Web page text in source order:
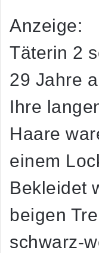
Anzeige:
Täterin 2
29 Jahre
Ihre
Haare
einem
Bekleidet
beigen
schwarz-